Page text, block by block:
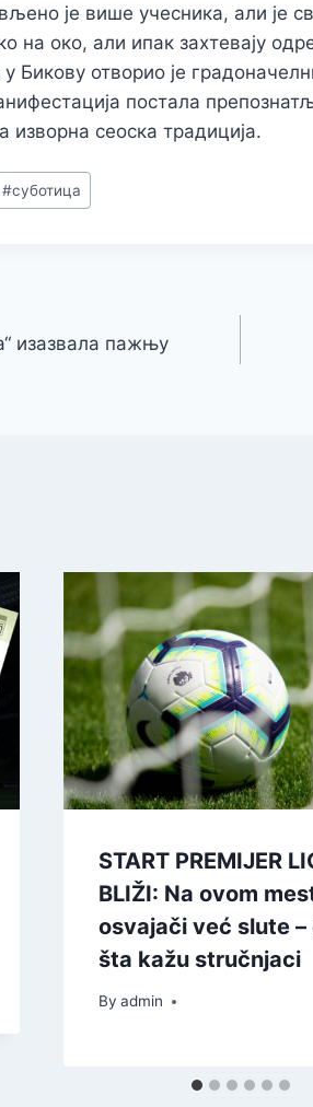
је више учесника, али је
на око, али ипак захтевају
у Бикову отворио је
постала
изворна сеоска традиција.
#суботица
изазвала пажњу
START PREMIJER
BLIŽI: Na ovom
osvajači već slute –
šta kažu stručnjaci
By admin